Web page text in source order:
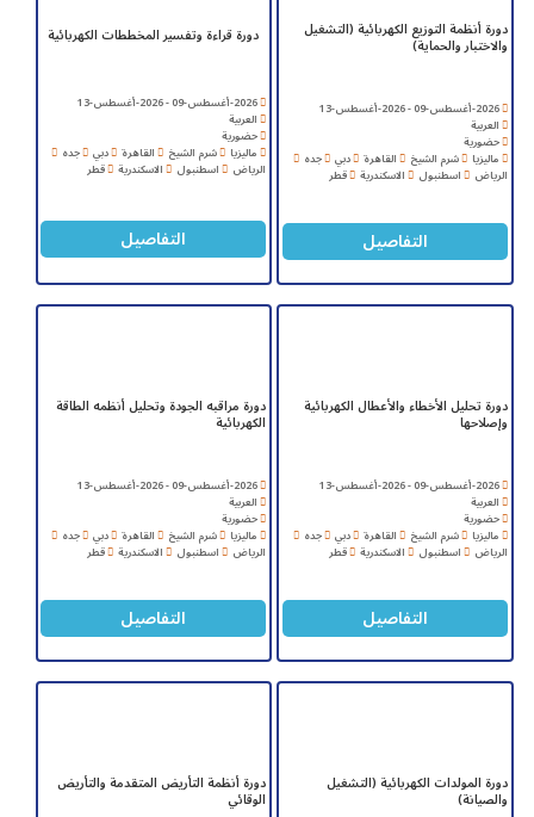
دورة أنظمة التوزيع الكهربائية (التشغيل
والاختبار والحماية)
2026-أغسطس-09 - 2026-أغسطس-13
العربية
حضورية
ماليزيا شرم الشيخ القاهرة دبي جده
الرياض اسطنبول الاسكندرية قطر
التفاصيل
دورة قراءة وتفسير المخططات الكهربائية
2026-أغسطس-09 - 2026-أغسطس-13
العربية
حضورية
ماليزيا شرم الشيخ القاهرة دبي جده
الرياض اسطنبول الاسكندرية قطر
التفاصيل
دورة تحليل الأخطاء والأعطال الكهربائية
وإصلاحها
2026-أغسطس-09 - 2026-أغسطس-13
العربية
حضورية
ماليزيا شرم الشيخ القاهرة دبي جده
الرياض اسطنبول الاسكندرية قطر
التفاصيل
دورة مراقبه الجودة وتحليل أنظمه الطاقة
الكهربائية
2026-أغسطس-09 - 2026-أغسطس-13
العربية
حضورية
ماليزيا شرم الشيخ القاهرة دبي جده
الرياض اسطنبول الاسكندرية قطر
التفاصيل
دورة المولدات الكهربائية (التشغيل
والصيانة)
دورة أنظمة التأريض المتقدمة والتأريض
الوقائي